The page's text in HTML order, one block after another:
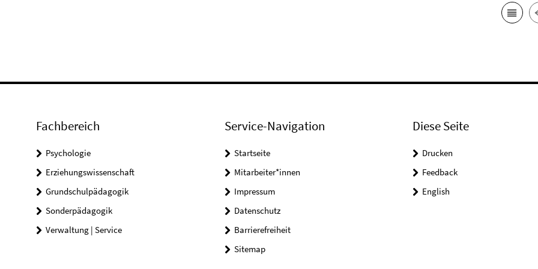
Fachbereich
Psychologie
Erziehungswissenschaft
Grundschulpädagogik
Sonderpädagogik
Verwaltung | Service
Service-Navigation
Startseite
Mitarbeiter*innen
Impressum
Datenschutz
Barrierefreiheit
Sitemap
Diese Seite
Drucken
Feedback
English